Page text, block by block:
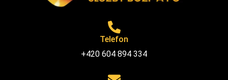
Telefon
+420 604 894 334